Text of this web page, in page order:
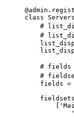
class
#
#
# fields
#
fields =